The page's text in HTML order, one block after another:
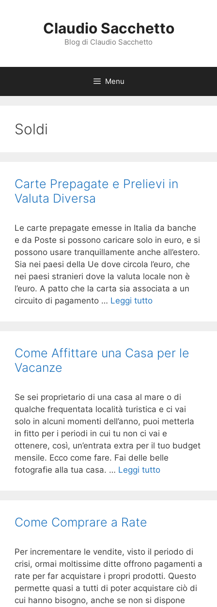
Claudio Sacchetto
Blog di Claudio Sacchetto
Menu
Soldi
Carte Prepagate e Prelievi in
Valuta Diversa
Le carte prepagate emesse in Italia da banche
e da Poste si possono caricare solo in euro, e si
possono usare tranquillamente anche all’estero.
Sia nei paesi della Ue dove circola l’euro, che
nei paesi stranieri dove la valuta locale non è
l’euro. A patto che la carta sia associata a un
circuito di pagamento … Leggi tutto
Come Affittare una Casa per le
Vacanze
Se sei proprietario di una casa al mare o di
qualche frequentata località turistica e ci vai
solo in alcuni momenti dell’anno, puoi metterla
in fitto per i periodi in cui tu non ci vai e
ottenere, così, un’entrata extra per il tuo budget
mensile. Ecco come fare. Fai delle belle
fotografie alla tua casa. … Leggi tutto
Come Comprare a Rate
Per incrementare le vendite, visto il periodo di
crisi, ormai moltissime ditte offrono pagamenti a
rate per far acquistare i propri prodotti. Questo
permette quasi a tutti di poter acquistare ciò di
cui hanno bisogno, anche se non si dispone